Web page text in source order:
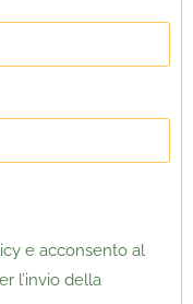
e acconsento al
l’invio della